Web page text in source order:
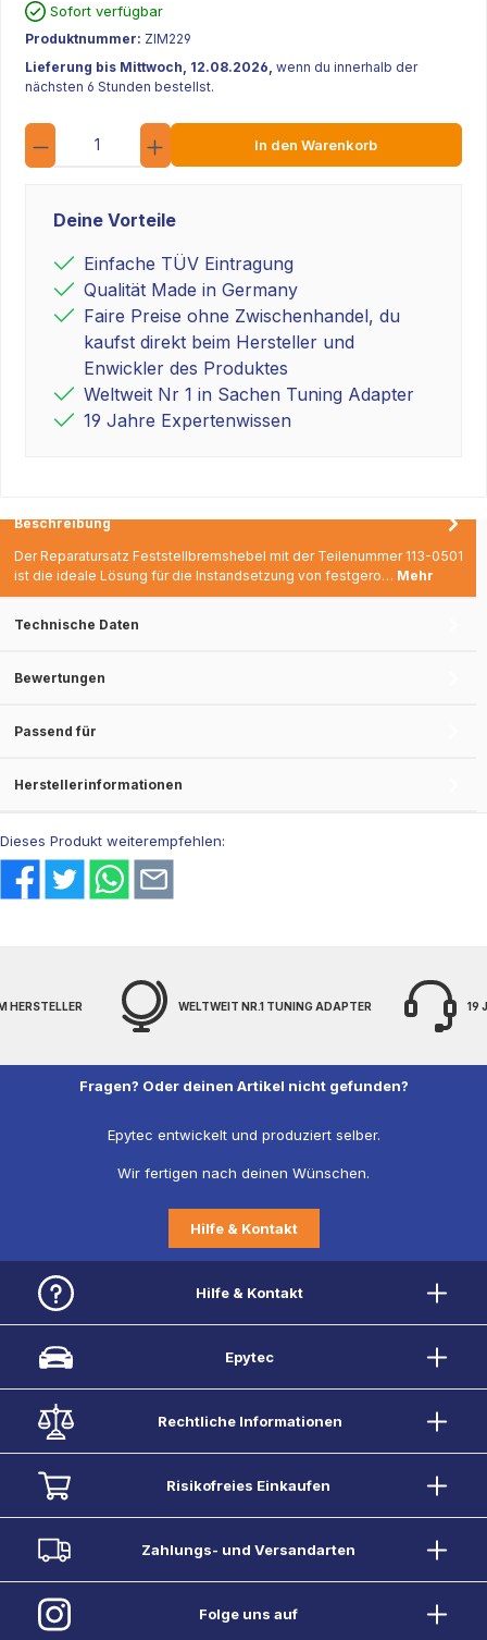
Sofort verfügbar
Produktnummer: ZIM229
Lieferung bis Mittwoch, 12.08.2026, wenn du innerhalb der
nächsten 6 Stunden bestellst.
Anzahl
In den Warenkorb
Deine Vorteile
Einfache TÜV Eintragung
Qualität Made in Germany
Faire Preise ohne Zwischenhandel, du
kaufst direkt beim Hersteller und
Enwickler des Produktes
Weltweit Nr 1 in Sachen Tuning Adapter
19 Jahre Expertenwissen
Beschreibung
Der Reparatursatz Feststellbremshebel mit der Teilenummer 113-0501
ist die ideale Lösung für die Instandsetzung von festgero… Mehr
Technische Daten
Bewertungen
Passend für
Herstellerinformationen
Dieses Produkt weiterempfehlen:
HERSTELLER WELTWEIT NR.1 TUNING ADAPTER 19
Fragen? Oder deinen Artikel nicht gefunden?
Epytec entwickelt und produziert selber.
Wir fertigen nach deinen Wünschen.
Hilfe & Kontakt
Hilfe & Kontakt
Epytec
Rechtliche Informationen
Risikofreies Einkaufen
Zahlungs- und Versandarten
Folge uns auf